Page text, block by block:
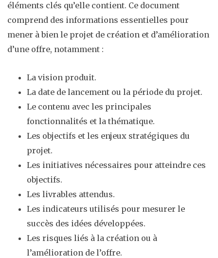
éléments clés qu’elle contient. Ce document
comprend des informations essentielles pour
mener à bien le projet de création et d’amélioration
d’une offre, notamment :
La vision produit.
La date de lancement ou la période du projet.
Le contenu avec les principales
fonctionnalités et la thématique.
Les objectifs et les enjeux stratégiques du
projet.
Les initiatives nécessaires pour atteindre ces
objectifs.
Les livrables attendus.
Les indicateurs utilisés pour mesurer le
succès des idées développées.
Les risques liés à la création ou à
l’amélioration de l’offre.